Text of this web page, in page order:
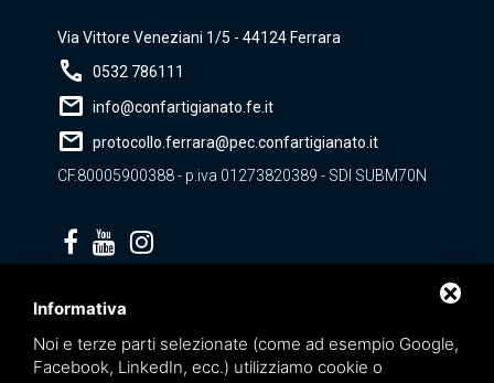
Via Vittore Veneziani 1/5 - 44124 Ferrara
call 0532 786111
mail info@confartigianato.fe.it
mail protocollo.ferrara@pec.confartigianato.it
CF.80005900388 - p.iva 01273820389 - SDI SUBM70N
Informativa
Noi e terze parti selezionate (come ad esempio Google,
Facebook, LinkedIn, ecc.) utilizziamo cookie o